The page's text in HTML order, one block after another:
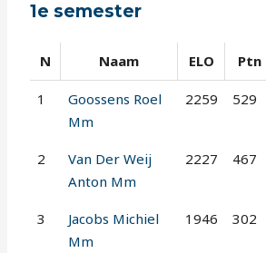
1e semester
N Naam ELO Ptn
1
Goossens Roel
Mm
2259 529
2
Van Der Weij
Anton Mm
2227 467
3
Jacobs Michiel
Mm
1946 302